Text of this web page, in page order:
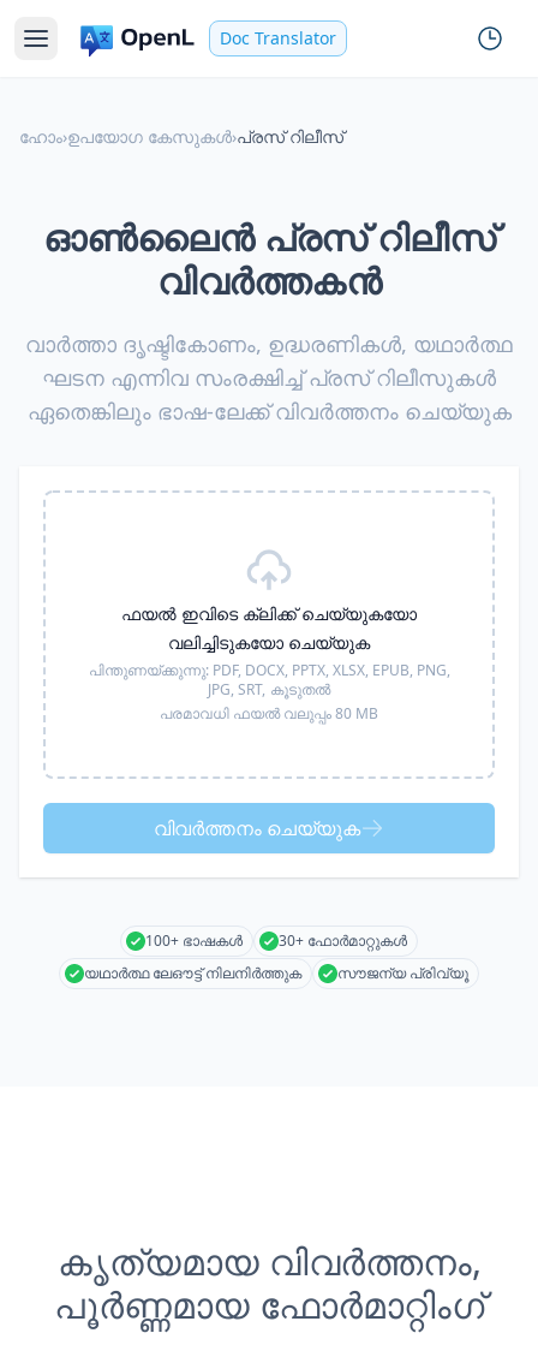
Doc Translator
ഹോം›ഉപയോഗ കേസുകൾ›പ്രസ് റിലീസ്
ഓൺലൈൻ പ്രസ് റിലീസ്
വിവർത്തകൻ
വാർത്താ ദൃഷ്ടികോണം, ഉദ്ധരണികൾ, യഥാർത്ഥ
ഘടന എന്നിവ സംരക്ഷിച്ച് പ്രസ് റിലീസുകൾ
ഏതെങ്കിലും ഭാഷ-ലേക്ക് വിവർത്തനം ചെയ്യുക
ഫയൽ ഇവിടെ ക്ലിക്ക് ചെയ്യുകയോ
വലിച്ചിടുകയോ ചെയ്യുക
പിന്തുണയ്ക്കുന്നു: PDF, DOCX, PPTX, XLSX, EPUB, PNG,
JPG, SRT, കൂടുതൽ
പരമാവധി ഫയൽ വലുപ്പം 80 MB
വിവർത്തനം ചെയ്യുക
100+ ഭാഷകൾ
30+ ഫോർമാറ്റുകൾ
യഥാർത്ഥ ലേഔട്ട് നിലനിർത്തുക
സൗജന്യ പ്രിവ്യൂ
കൃത്യമായ വിവർത്തനം,
പൂർണ്ണമായ ഫോർമാറ്റിംഗ്